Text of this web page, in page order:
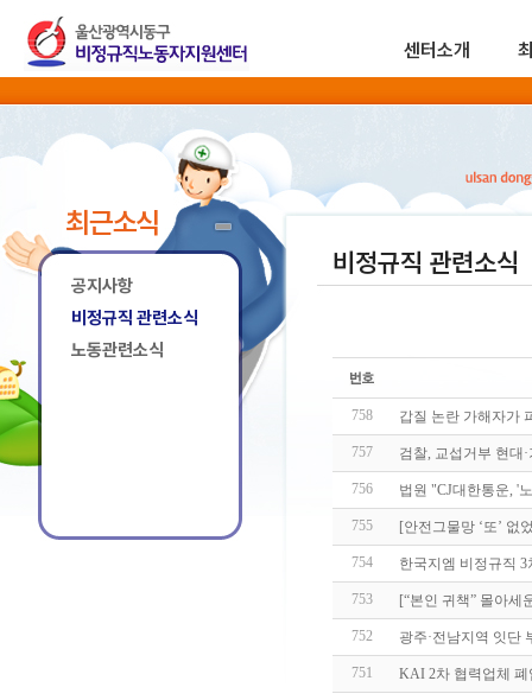
센터소개
최근소식
공지사항
비정규직 관련소식
노동관련소식
비정규직 관련소식
758 갑질 논란 가해자가
757 검찰, 교섭거부 현대
756 법원 "CJ대한통운, '
755 [안전그물망 ‘또’
754 한국지엠 비정규직
753 [“본인 귀책” 몰아
752 광주·전남지역 잇단
751 KAI 2차 협력업체